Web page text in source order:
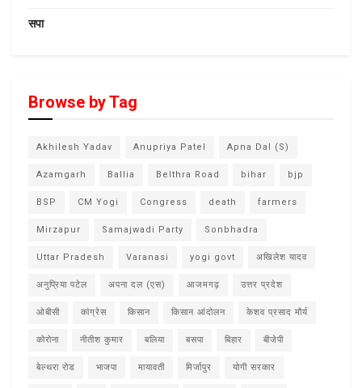
सपा
Browse by Tag
Akhilesh Yadav Anupriya Patel Apna Dal (S)
Azamgarh Ballia Belthra Road bihar bjp
BSP CM Yogi Congress death farmers
Mirzapur Samajwadi Party Sonbhadra
Uttar Pradesh Varanasi yogi govt अखिलेश यादव
अनुप्रिया पटेल अपना दल (एस) आजमगढ़ उत्तर प्रदेश
ओबीसी कांग्रेस किसान किसान आंदोलन केशव प्रसाद मौर्य
कोरोना नीतीश कुमार बलिया बसपा बिहार बीजेपी
बेल्थरा रोड भाजपा मायावती मिर्जापुर योगी सरकार